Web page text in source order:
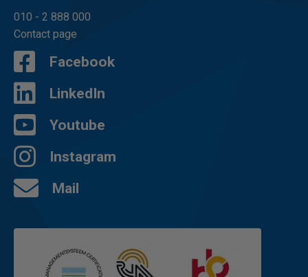
010 - 2 888 000
Contact page
Facebook
LinkedIn
Youtube
Instagram
Mail